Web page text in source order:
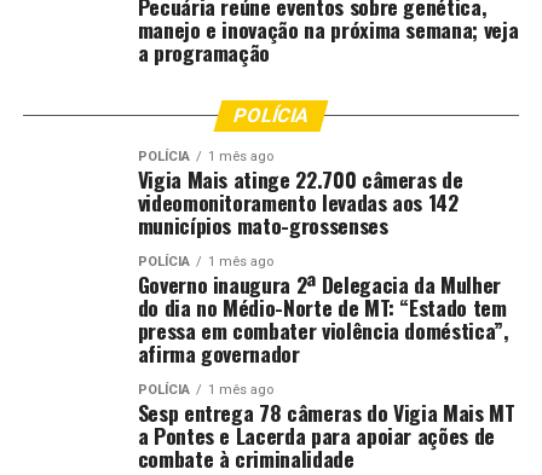
manejo e inovação na próxima semana; veja
a programação
POLÍCIA
POLÍCIA 1 mês ago
Vigia Mais atinge 22.700 câmeras de
videomonitoramento levadas aos 142
municípios mato-grossenses
POLÍCIA 1 mês ago
Governo inaugura 2ª Delegacia da Mulher
do dia no Médio-Norte de MT: “Estado tem
pressa em combater violência doméstica”,
afirma governador
POLÍCIA 1 mês ago
Sesp entrega 78 câmeras do Vigia Mais MT
a Pontes e Lacerda para apoiar ações de
combate à criminalidade